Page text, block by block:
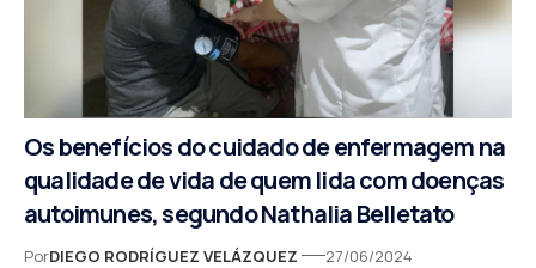
Os benefícios do cuidado de enfermagem na
qualidade de vida de quem lida com doenças
autoimunes, segundo Nathalia Belletato
PorDIEGO RODRÍGUEZ VELÁZQUEZ 27/06/2024